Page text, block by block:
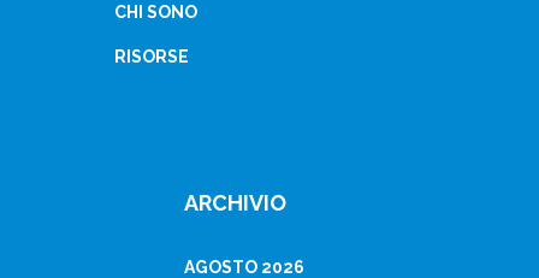
CHI SONO
RISORSE
ARCHIVIO
AGOSTO 2026